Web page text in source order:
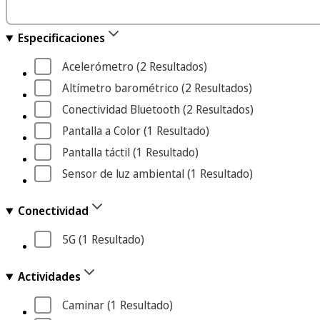
Especificaciones
Acelerómetro (2 Resultados)
Altímetro barométrico (2 Resultados)
Conectividad Bluetooth (2 Resultados)
Pantalla a Color (1 Resultado)
Pantalla táctil (1 Resultado)
Sensor de luz ambiental (1 Resultado)
Conectividad
5G (1 Resultado)
Actividades
Caminar (1 Resultado)